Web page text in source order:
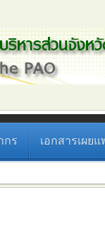
กร เอกสารเผยแ